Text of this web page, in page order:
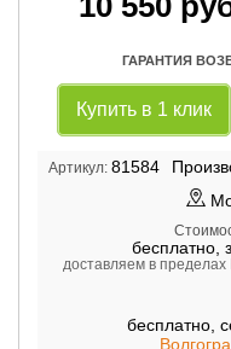
ГАРАНТИЯ
Купить в 1 клик
Артикул: 81584
бесплатно,
доставляем в
бесплатно,